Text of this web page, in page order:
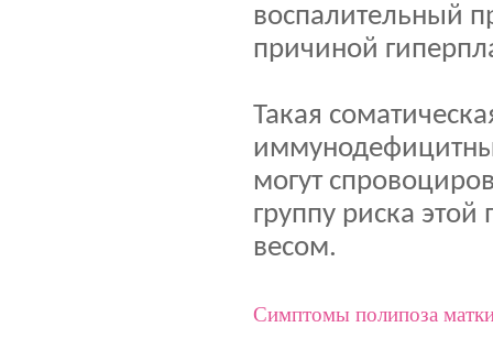
воспалительный
причиной
Такая
могут
группу риска
весом.
Симптомы полипоза